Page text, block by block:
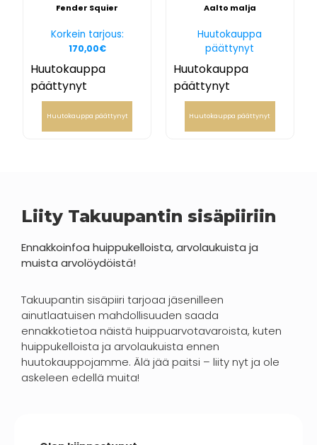
Fender Squier
Korkein tarjous:
170,00€
Huutokauppa
päättynyt
Huutokauppa päättynyt
Aalto malja
Huutokauppa
päättynyt
Huutokauppa
päättynyt
Huutokauppa päättynyt
Liity Takuupantin sisäpiiriin
Ennakkoinfoa huippukelloista, arvolaukuista ja
muista arvolöydöistä!
Takuupantin sisäpiiri tarjoaa jäsenilleen
ainutlaatuisen mahdollisuuden saada
ennakkotietoa näistä huippuarvotavaroista, kuten
huippukelloista ja arvolaukuista ennen
huutokauppojamme. Älä jää paitsi – liity nyt ja ole
askeleen edellä muita!